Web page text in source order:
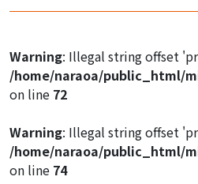
/home/naraoa/public_html/
on line
/home/naraoa/public_html/
on line
Warning: Illegal string offset
/home/naraoa/public_html/
on line 72
Warning: Illegal string offset
/home/naraoa/public_html/
on line 74